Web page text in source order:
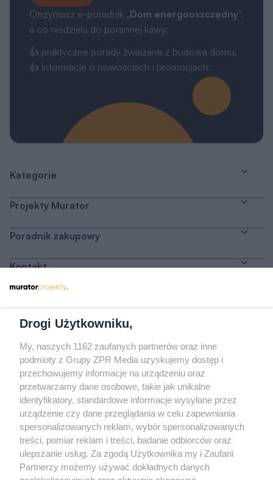
Otrzymasz e-poradnik „Dom energooszczędny”,
a co niedziela do porannej kawy:
👍 praktyczne porady związane z budową domu,
👍 informacje o nowościach i promocjach.
Kategorie
Projekty Murator
Poradnik zakupowy
Kontakt
Odwiedź grupę na Facebooku
Gdybym budował drugi raz - mądry Polak
przed budową
Forum Muratora
Drogi Użytkowniku,
My, naszych 1162 zaufanych partnerów oraz inne
podmioty z Grupy ZPR Media uzyskujemy dostęp i
przechowujemy informacje na urządzeniu oraz
przetwarzamy dane osobowe, takie jak unikalne
identyfikatory, standardowe informacje wysyłane przez
urządzenie czy dane przeglądania w celu zapewniania
spersonalizowanych reklam, wybór spersonalizowanych
treści, pomiar reklam i treści, badanie odbiorców oraz
ulepszanie usług. Za zgodą Użytkownika my i Zaufani
Partnerzy możemy używać dokładnych danych